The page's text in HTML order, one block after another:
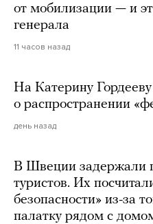
от мобилизации — и
генерала
11 часов назад
На Катерину
о распространении
день назад
В Швеции задержали
туристов. Их
безопасности» из-за
палатку рядом с